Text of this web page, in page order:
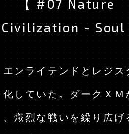
【 #07 Nature
- Soul
エンライテンドとレジ
化していた。ダークＸ
、熾烈な戦いを繰り広